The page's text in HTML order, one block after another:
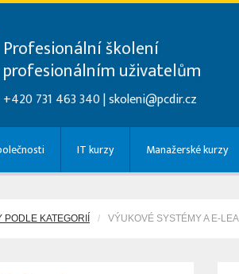
Profesionální školení
profesionálním uživatelům
+420 731 463 340 |skoleni@pcdir.cz
IT kurzy Manažerské kurzy
PODLE KATEGORIÍ VÝUKOVÉ SYSTÉMY A E-